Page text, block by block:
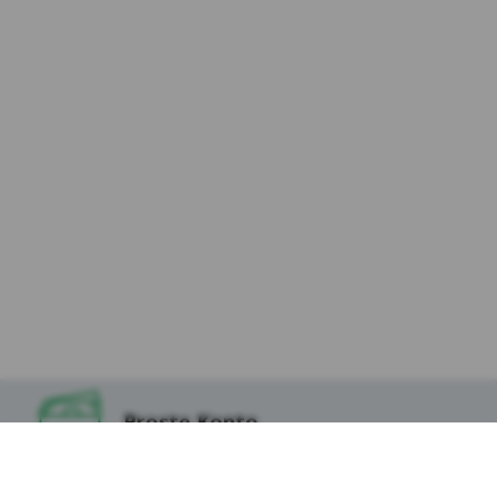
Proste Konto